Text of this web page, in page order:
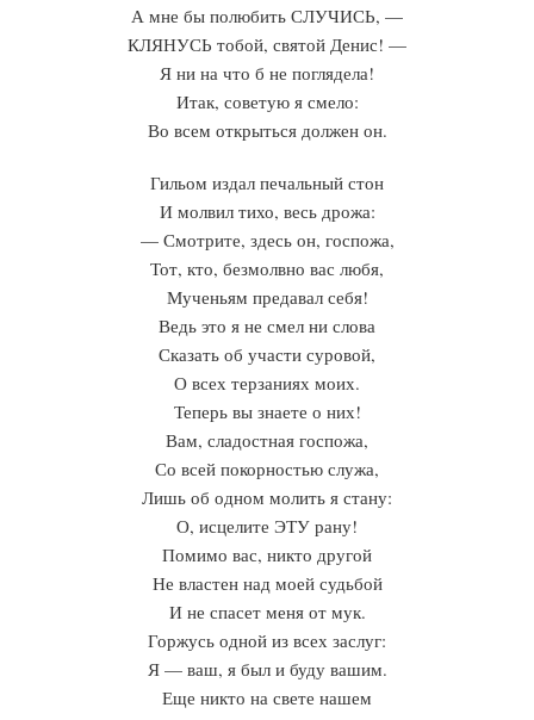
А мне бы полюбить СЛУЧИСЬ, —
КЛЯНУСЬ тобой, святой Денис! —
Я ни на что б не поглядела!
Итак, советую я смело:
Во всем открыться должен он.
Гильом издал печальный стон
И молвил тихо, весь дрожа:
— Смотрите, здесь он, госпожа,
Тот, кто, безмолвно вас любя,
Мученьям предавал себя!
Ведь это я не смел ни слова
Сказать об участи суровой,
О всех терзаниях моих.
Теперь вы знаете о них!
Вам, сладостная госпожа,
Со всей покорностью служа,
Лишь об одном молить я стану:
О, исцелите ЭТУ рану!
Помимо вас, никто другой
Не властен над моей судьбой
И не спасет меня от мук.
Горжусь одной из всех заслуг:
Я — ваш, я был и буду вашим.
Еще никто на свете нашем